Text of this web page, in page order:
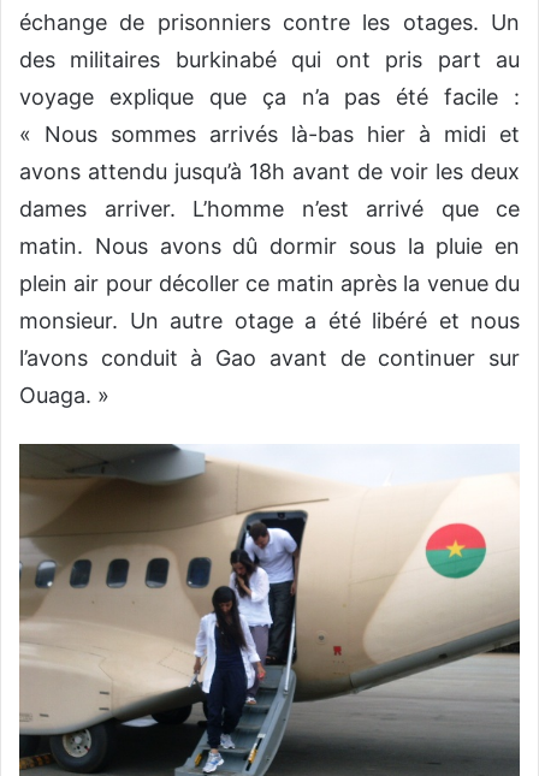
échange de prisonniers contre les otages. Un
des militaires burkinabé qui ont pris part au
voyage explique que ça n’a pas été facile :
« Nous sommes arrivés là-bas hier à midi et
avons attendu jusqu’à 18h avant de voir les deux
dames arriver. L’homme n’est arrivé que ce
matin. Nous avons dû dormir sous la pluie en
plein air pour décoller ce matin après la venue du
monsieur. Un autre otage a été libéré et nous
l’avons conduit à Gao avant de continuer sur
Ouaga. »